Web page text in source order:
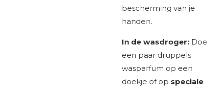
bescherming van je
handen.
In de wasdroger: Doe
een paar druppels
wasparfum op een
doekje of op speciale